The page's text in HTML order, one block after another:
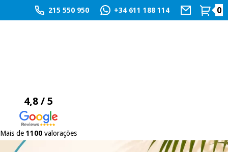
215 550 950 +34 611 188 114 0
4,8 / 5
Mais de 1100valorações